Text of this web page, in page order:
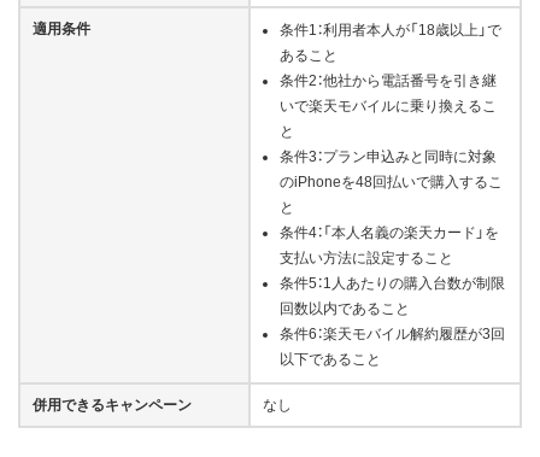
適用条件
条件1：利用者本人が「18歳以上」で
あること
条件2：他社から電話番号を引き継
いで楽天モバイルに乗り換えるこ
と
条件3：プラン申込みと同時に対象
のiPhoneを48回払いで購入するこ
と
条件4：「本人名義の楽天カード」を
支払い方法に設定すること
条件5：1人あたりの購入台数が制限
回数以内であること
条件6：楽天モバイル解約履歴が3回
以下であること
併用できるキャンペーン なし